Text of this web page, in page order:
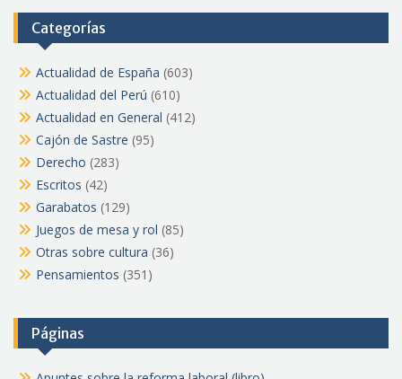
Categorías
Actualidad de España (603)
Actualidad del Perú (610)
Actualidad en General (412)
Cajón de Sastre (95)
Derecho (283)
Escritos (42)
Garabatos (129)
Juegos de mesa y rol (85)
Otras sobre cultura (36)
Pensamientos (351)
Páginas